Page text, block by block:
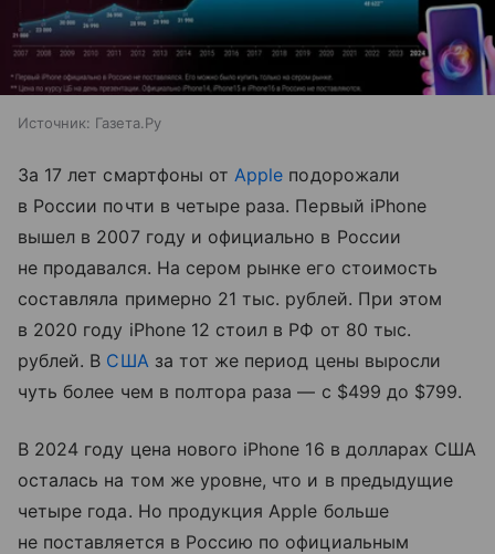
Источник: Газета.Ру
За 17 лет смартфоны от Apple подорожали
в России почти в четыре раза. Первый iPhone
вышел в 2007 году и официально в России
не продавался. На сером рынке его стоимость
составляла примерно 21 тыс. рублей. При этом
в 2020 году iPhone 12 стоил в РФ от 80 тыс.
рублей. В США за тот же период цены выросли
чуть более чем в полтора раза — с $499 до $799.
В 2024 году цена нового iPhone 16 в долларах США
осталась на том же уровне, что и в предыдущие
четыре года. Но продукция Apple больше
не поставляется в Россию по официальным